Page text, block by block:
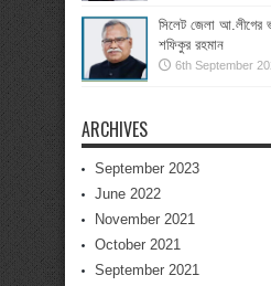
সিলেট জেলা আ.লীগের
শফিকুর রহমান
6th September
ARCHIVES
September 2023
June 2022
November 2021
October 2021
September 2021